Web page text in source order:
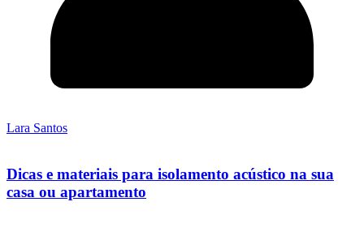
Lara Santos
Dicas e materiais para isolamento acústico na sua
casa ou apartamento